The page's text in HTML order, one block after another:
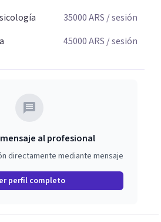
35000ARS / sesión
45000ARS / sesión
al profesional
directamente mediante mensaje
perfil completo